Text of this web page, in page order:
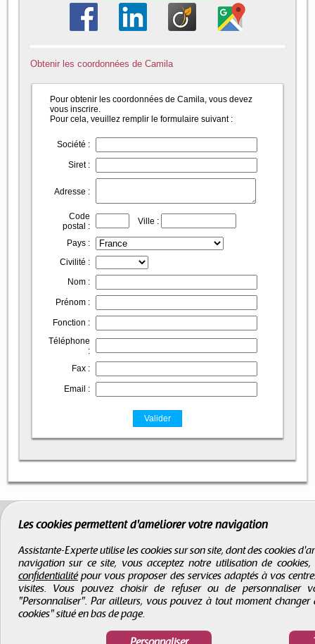
Obtenir les coordonnées de Camila
Pour obtenir les coordonnées de Camila, vous devez
vous inscrire.
Pour cela, veuillez remplir le formulaire suivant :
Société :
Siret :
Adresse :
Code
postal :
Ville :
Pays :
Civilité :
Nom :
Prénom :
Fonction :
Téléphone
:
Fax :
Email :
Les cookies permettent d'améliorer votre navigation
Assistante-Experte utilise les cookies sur son site, dont des cookies
navigation sur ce site, vous acceptez notre utilisation de
confidentialitépour vous proposer des services adaptés à vos
visites. Vous pouvez choisir de refuser ou de
"Personnaliser". Par ailleurs, vous pouvez à tout moment
cookies" situé en bas de page.